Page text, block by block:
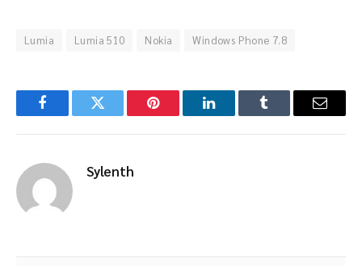
Lumia Lumia 510 Nokia Windows Phone 7.8
FacebookTwitter Pinterest LinkedInTumblr Email
Sylenth